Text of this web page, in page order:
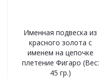
Именная подвеска из
красного золота с
именем на цепочке
плетение Фигаро (Вес:
45 гр.)